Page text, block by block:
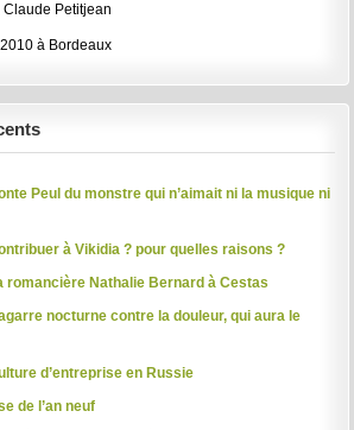
Claude Petitjean
à Bordeaux
Peul du monstre qui n’aimait ni la musique ni
à Vikidia ? pour quelles raisons ?
romancière Nathalie Bernard à Cestas
nocturne contre la douleur, qui aura le
d’entreprise en Russie
de l’an neuf